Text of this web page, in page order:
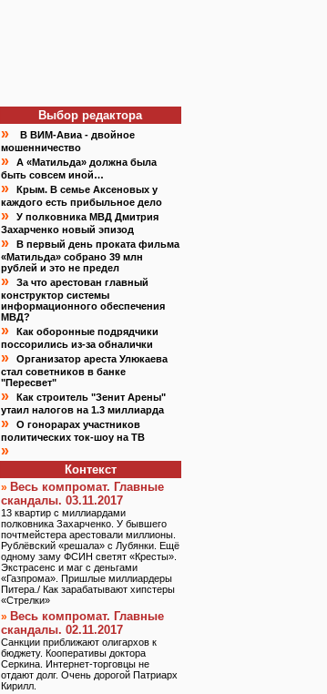
Выбор редактора
»
В ВИМ-Авиа - двойное
мошенничество
»
А «Матильда» должна была
быть совсем иной…
»
Крым. В семье Аксеновых у
каждого есть прибыльное дело
»
У полковника МВД Дмитрия
Захарченко новый эпизод
»
В первый день проката фильма
«Матильда» собрано 39 млн
рублей и это не предел
»
За что арестован главный
конструктор системы
информационного обеспечения
МВД?
»
Как оборонные подрядчики
поссорились из-за обналички
»
Организатор ареста Улюкаева
стал советников в банке
"Пересвет"
»
Как строитель "Зенит Арены"
утаил налогов на 1.3 миллиарда
»
О гонорарах участников
политических ток-шоу на ТВ
»
Контекст
» Весь компромат. Главные
скандалы. 03.11.2017
13 квартир с миллиардами
полковника Захарченко. У бывшего
почтмейстера арестовали миллионы.
Рублёвский «решала» с Лубянки. Ещё
одному заму ФСИН светят «Кресты».
Экстрасенс и маг с деньгами
«Газпрома». Пришлые миллиардеры
Питера./ Как зарабатывают хипстеры
«Стрелки»
» Весь компромат. Главные
скандалы. 02.11.2017
Санкции приближают олигархов к
бюджету. Кооперативы доктора
Серкина. Интернет-торговцы не
отдают долг. Очень дорогой Патриарх
Кирилл.